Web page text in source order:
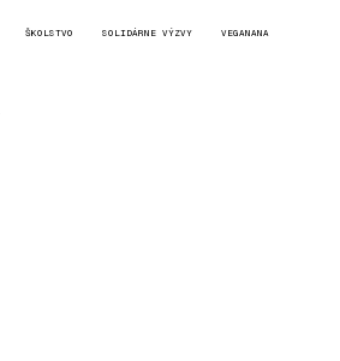
ŠKOLSTVO SOLIDÁRNE VÝZVY VEGANANA